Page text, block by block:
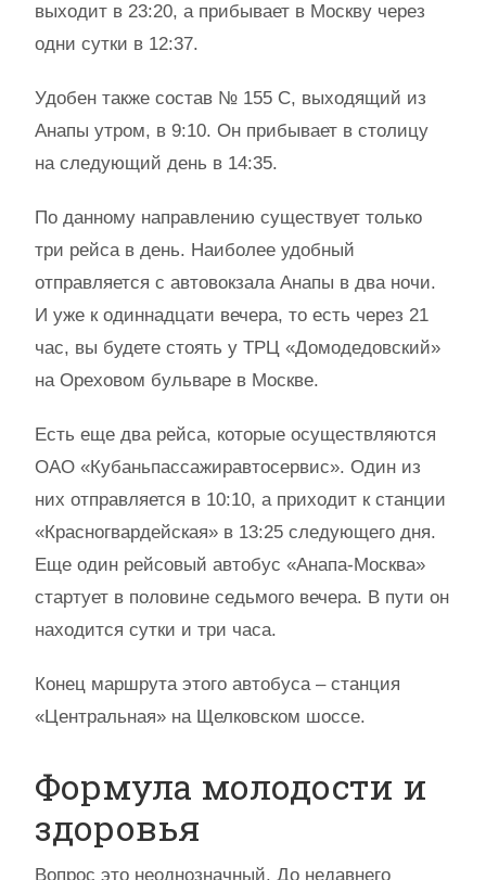
выходит в 23:20, а прибывает в Москву через
одни сутки в 12:37.
Удобен также состав № 155 С, выходящий из
Анапы утром, в 9:10. Он прибывает в столицу
на следующий день в 14:35.
По данному направлению существует только
три рейса в день. Наиболее удобный
отправляется с автовокзала Анапы в два ночи.
И уже к одиннадцати вечера, то есть через 21
час, вы будете стоять у ТРЦ «Домодедовский»
на Ореховом бульваре в Москве.
Есть еще два рейса, которые осуществляются
ОАО «Кубаньпассажиравтосервис». Один из
них отправляется в 10:10, а приходит к станции
«Красногвардейская» в 13:25 следующего дня.
Еще один рейсовый автобус «Анапа-Москва»
стартует в половине седьмого вечера. В пути он
находится сутки и три часа.
Конец маршрута этого автобуса – станция
«Центральная» на Щелковском шоссе.
Формула молодости и
здоровья
Вопрос это неоднозначный. До недавнего